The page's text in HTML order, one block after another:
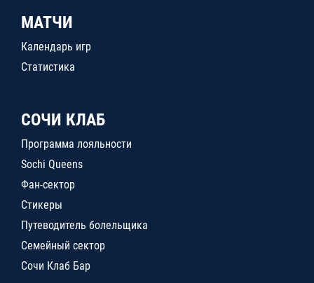
МАТЧИ
Календарь игр
Статистика
СОЧИ КЛАБ
Программа лояльности
Sochi Queens
Фан-сектор
Стикеры
Путеводитель болельщика
Семейный сектор
Сочи Клаб Бар